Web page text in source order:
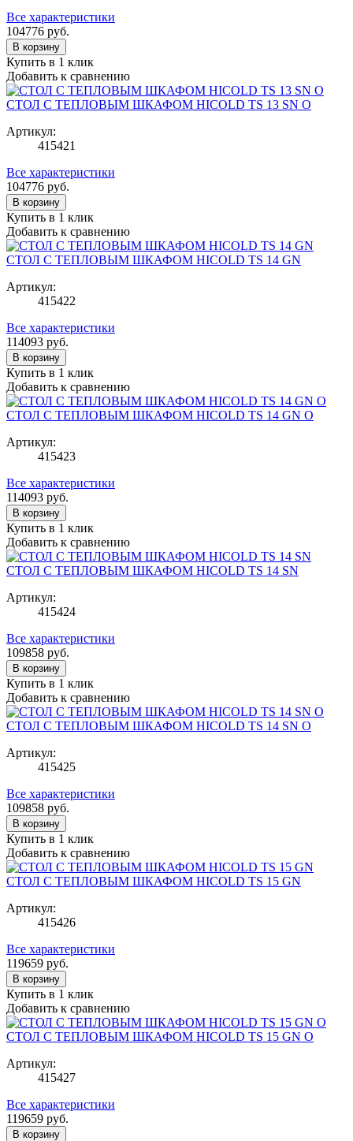
Все характеристики
104776 руб.
В корзину
Купить в 1 клик
Добавить к сравнению
СТОЛ С ТЕПЛОВЫМ ШКАФОМ HICOLD TS 13 SN O
Артикул:
415421
Все характеристики
104776 руб.
В корзину
Купить в 1 клик
Добавить к сравнению
СТОЛ С ТЕПЛОВЫМ ШКАФОМ HICOLD TS 14 GN
Артикул:
415422
Все характеристики
114093 руб.
В корзину
Купить в 1 клик
Добавить к сравнению
СТОЛ С ТЕПЛОВЫМ ШКАФОМ HICOLD TS 14 GN O
Артикул:
415423
Все характеристики
114093 руб.
В корзину
Купить в 1 клик
Добавить к сравнению
СТОЛ С ТЕПЛОВЫМ ШКАФОМ HICOLD TS 14 SN
Артикул:
415424
Все характеристики
109858 руб.
В корзину
Купить в 1 клик
Добавить к сравнению
СТОЛ С ТЕПЛОВЫМ ШКАФОМ HICOLD TS 14 SN О
Артикул:
415425
Все характеристики
109858 руб.
В корзину
Купить в 1 клик
Добавить к сравнению
СТОЛ С ТЕПЛОВЫМ ШКАФОМ HICOLD TS 15 GN
Артикул:
415426
Все характеристики
119659 руб.
В корзину
Купить в 1 клик
Добавить к сравнению
СТОЛ С ТЕПЛОВЫМ ШКАФОМ HICOLD TS 15 GN O
Артикул:
415427
Все характеристики
119659 руб.
В корзину